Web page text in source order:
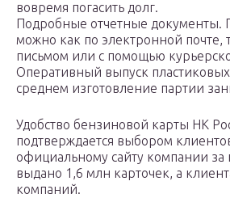
вовремя погасить долг.
Подробные отчетные документы.
можно как по электронной почте,
письмом или с помощью
Оперативный выпуск
среднем изготовление партии
Удобство бензиновой карты НК
подтверждается выбором
официальному сайту компании
выдано 1,6 млн карточек, а
компаний.